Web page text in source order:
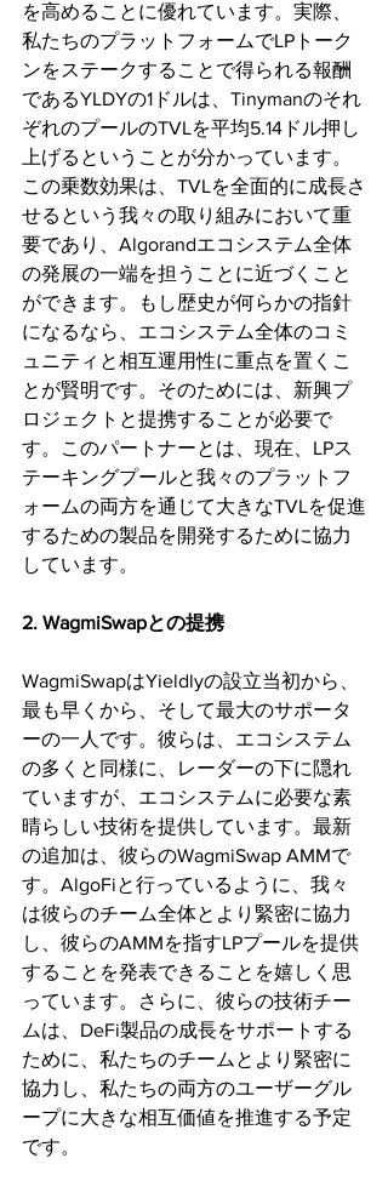
を高めることに優れています。実際、
私たちのプラットフォームでLPトーク
ンをステークすることで得られる報酬
であるYLDYの1ドルは、Tinymanのそれ
ぞれのプールのTVLを平均5.14ドル押し
上げるということが分かっています。
この乗数効果は、TVLを全面的に成長さ
せるという我々の取り組みにおいて重
要であり、Algorandエコシステム全体
の発展の一端を担うことに近づくこと
ができます。もし歴史が何らかの指針
になるなら、エコシステム全体のコミ
ュニティと相互運用性に重点を置くこ
とが賢明です。そのためには、新興プ
ロジェクトと提携することが必要で
す。このパートナーとは、現在、LPス
テーキングプールと我々のプラットフ
ォームの両方を通じて大きなTVLを促進
するための製品を開発するために協力
しています。
2. WagmiSwapとの提携
WagmiSwapはYieldlyの設立当初から、
最も早くから、そして最大のサポータ
ーの一人です。彼らは、エコシステム
の多くと同様に、レーダーの下に隠れ
ていますが、エコシステムに必要な素
晴らしい技術を提供しています。最新
の追加は、彼らのWagmiSwap AMMで
す。AlgoFiと行っているように、我々
は彼らのチーム全体とより緊密に協力
し、彼らのAMMを指すLPプールを提供
することを発表できることを嬉しく思
っています。さらに、彼らの技術チー
ムは、DeFi製品の成長をサポートする
ために、私たちのチームとより緊密に
協力し、私たちの両方のユーザーグル
ープに大きな相互価値を推進する予定
です。